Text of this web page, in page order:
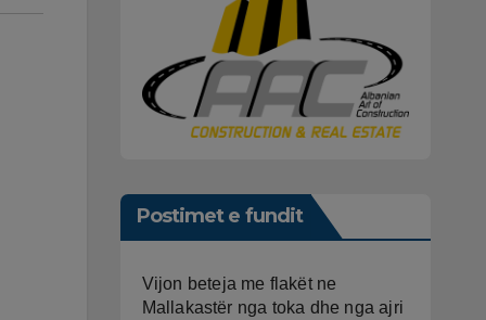
Postimet e fundit
Vijon beteja me flakët ne
Mallakastër nga toka dhe nga ajri